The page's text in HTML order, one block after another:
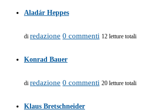
Aladár Heppes
di redazione 0 commenti 12 letture totali
Konrad Bauer
di redazione 0 commenti 20 letture totali
Klaus Bretschneider